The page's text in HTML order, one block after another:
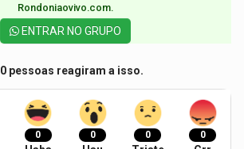
Rondoniaovivo.com.​
ENTRAR NO GRUPO
0 pessoas reagiram a isso.
0 0 0 0